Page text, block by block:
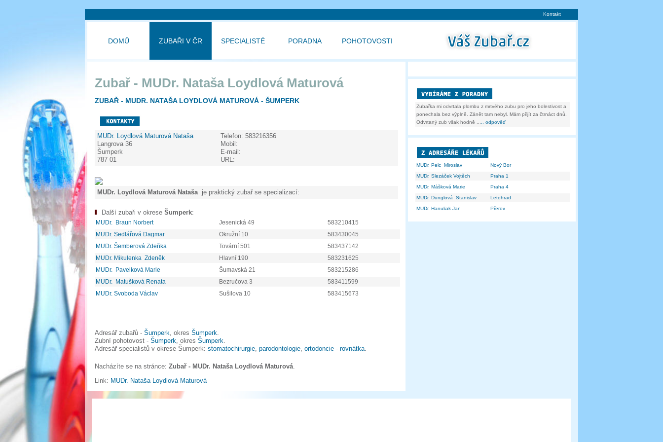
Kontakt
DOMŮ ZUBAŘI V ČR SPECIALISTÉ PORADNA POHOTOVOSTI
Zubař - MUDr. Nataša Loydlová Maturová
ZUBAŘ - MUDR. NATAŠA LOYDLOVÁ MATUROVÁ - ŠUMPERK
MUDr. Loydlová Maturová Nataša
Langrova 36
Šumperk
787 01
Telefon:
Mobil:
E-mail:
URL:
583216356
MUDr. Loydlová Maturová Nataša je praktický zubař se specializací:
Další zubaři v okrese Šumperk:
MUDr. Braun Norbert Jesenická 49
583210415
MUDr. Sedlářová Dagmar
Okružní 10
583430045
MUDr. Šemberová Zdeňka
Tovární 501
583437142
MUDr. Mikulenka Zdeněk
Hlavní 190
583231625
MUDr. Pavelková Marie
Šumavská 21
583215286
MUDr. Matušková Renata
Bezručova 3
583411599
MUDr. Svoboda Václav
Sušilova 10 583415673
Adresář zubařů - Šumperk, okres Šumperk.
Zubní pohotovost - Šumperk, okres Šumperk.
Adresář specialistů v okrese Šumperk: stomatochirurgie, parodontologie, ortodoncie - rovnátka.
Nacházíte se na stránce: Zubař - MUDr. Nataša Loydlová Maturová.
Link: MUDr. Nataša Loydlová Maturová
Zubařka mi odvrtala plombu z mrtvého zubu pro jeho bolestivost a
ponechala bez výplně. Zánět tam nebyl. Mám přijít za čtrnáct dnů.
Odvrtaný zub však hodně ...
.. odpověď
MUDr. Pelc Miroslav
Nový Bor
MUDr. Slezáček Vojtěch
Praha 1
MUDr. Mášková Marie
Praha 4
MUDr. Dunglová Stanislav
Letohrad
MUDr. Hanuliak Jan
Přerov